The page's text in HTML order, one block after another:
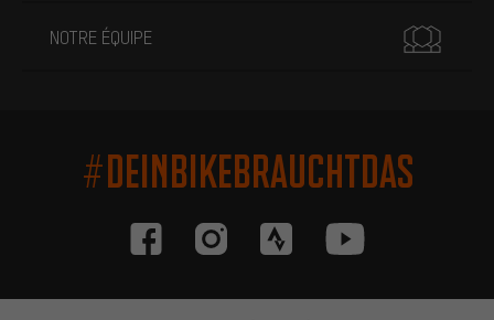
NOTRE ÉQUIPE
#DEINBIKEBRAUCHTDAS